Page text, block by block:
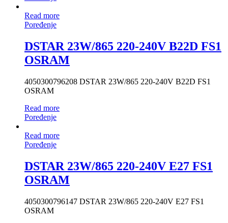
Read more
Poređenje
DSTAR 23W/865 220-240V B22D FS1
OSRAM
4050300796208 DSTAR 23W/865 220-240V B22D FS1
OSRAM
Read more
Poređenje
Read more
Poređenje
DSTAR 23W/865 220-240V E27 FS1
OSRAM
4050300796147 DSTAR 23W/865 220-240V E27 FS1
OSRAM